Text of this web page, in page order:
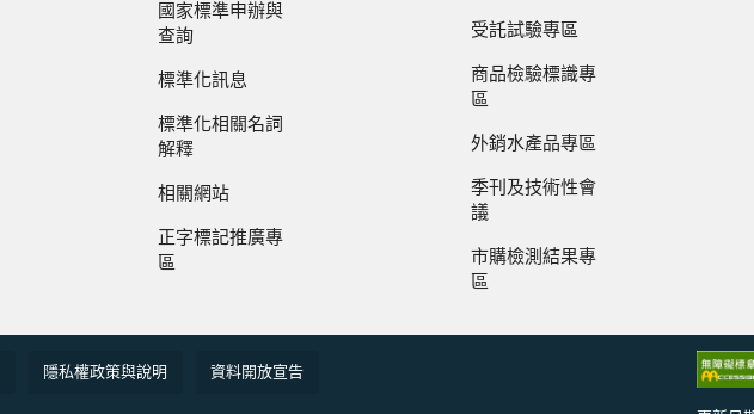
國家標準申辦與
查詢
標準化訊息
標準化相關名詞
解釋
相關網站
正字標記推廣專
區
受託試驗專區
商品檢驗標識專
區
外銷水產品專區
季刊及技術性會
議
市購檢測結果專
區
隱私權政策與說明 資料開放宣告